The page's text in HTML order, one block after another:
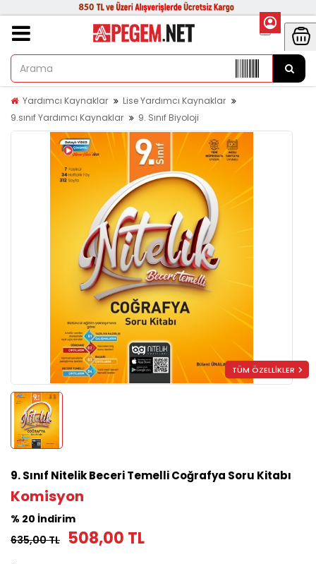
Yardımcı Kaynaklar
Lise Yardımcı Kaynaklar
9.sınıf Yardımcı Kaynaklar
9. Sınıf Biyoloji
TÜM ÖZELLİKLER
9. Sınıf Nitelik Beceri Temelli Coğrafya Soru Kitabı
Komisyon
% 20 İndirim
635,00 TL
508,00 TL